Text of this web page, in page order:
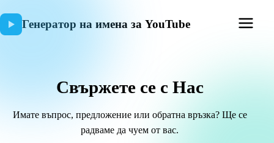
Генератор на имена за YouTube
Свържете се с Нас
Имате въпрос, предложение или обратна връзка? Ще се
радваме да чуем от вас.